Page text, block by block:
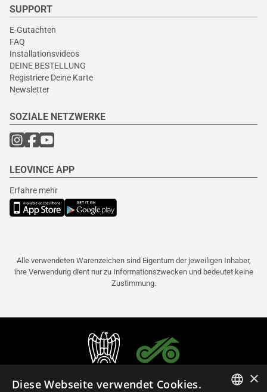
SUPPORT
E-Gutachten
FAQ
Installationsvideos
DEINE BESTELLUNG
Registriere Deine Karte
Newsletter
SOZIALE NETZWERKE
LEOVINCE APP
Erfahre mehr
Alle verwendeten Warenzeichen sind Eigentum der jeweiligen Inhaber,
ihre Verwendung dient nur zu Informationszwecken und bedeutet keine
Zustimmung.
×
Diese Webseite verwendet Cookies.